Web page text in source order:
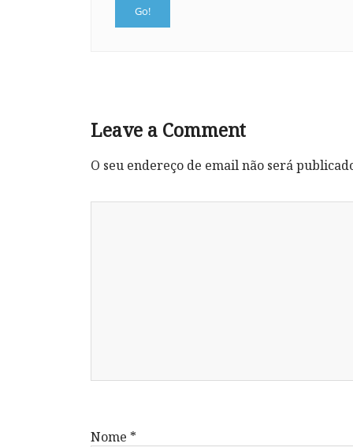
Leave a Comment
O seu endereço de email não será
Nome *